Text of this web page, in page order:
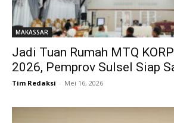
MAKASSAR
Jadi Tuan Rumah MTQ
2026, Pemprov Sulsel Siap
Tim Redaksi - Mei 16, 2026